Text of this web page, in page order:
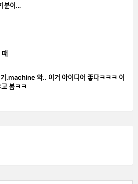
때
뽑기.machine 와.. 이거 아이디어 좋다ㅋㅋㅋ 이
봄ㅋㅋ